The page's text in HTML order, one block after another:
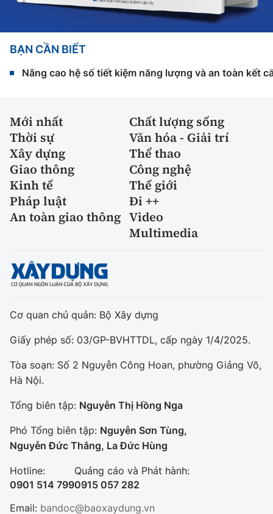
BẠN CẦN BIẾT
Nâng cao hệ số tiết kiệm năng lượng và an toàn kết
Mới nhất
Chất lượng sống
Thời sự
Văn hóa - Giải trí
Xây dựng
Thể thao
Giao thông
Công nghệ
Kinh tế
Thế giới
Pháp luật
Đi ++
An toàn giao thông Video
Multimedia
Cơ quan chủ quản: Bộ Xây dựng
Giấy phép số: 03/GP-BVHTTDL, cấp ngày 1/4/2025.
Tòa soạn: Số 2 Nguyễn Công Hoan, phường Giảng Võ,
Hà Nội.
Tổng biên tập: Nguyễn Thị Hồng Nga
Phó Tổng biên tập: Nguyễn Sơn Tùng,
Nguyễn Đức Thắng, La Đức Hùng
Hotline:
0901 514 799
Quảng cáo và Phát hành:
0915 057 282
Email: bandoc@baoxaydung.vn